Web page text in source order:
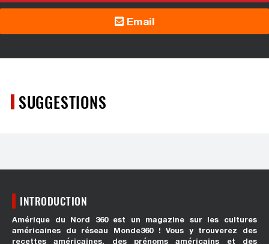
Email
SUGGESTIONS
INTRODUCTION
Amérique du Nord 360 est un magazine sur les cultures
américaines du réseau Monde360 ! Vous y trouverez des
recettes américaines, des prénoms américains et des